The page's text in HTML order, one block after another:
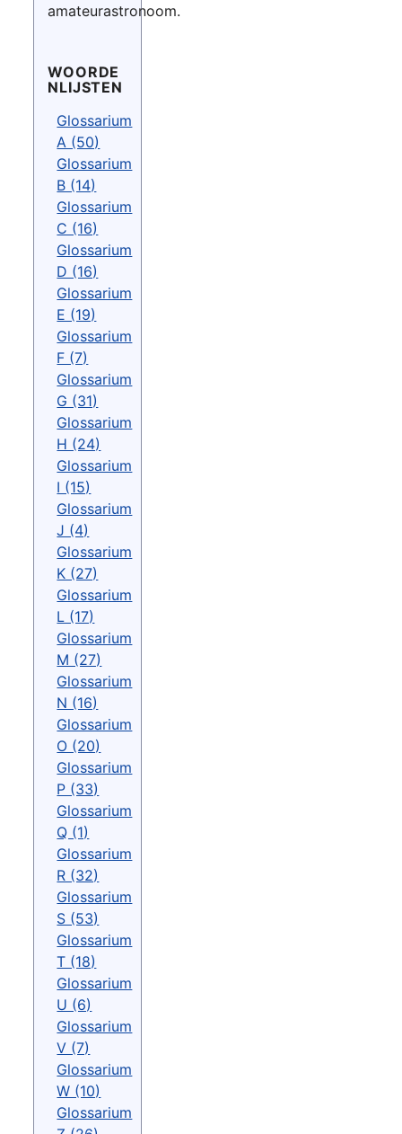
amateurastronoom.
WOORDE
NLIJSTEN
Glossarium
A (50)
Glossarium
B (14)
Glossarium
C (16)
Glossarium
D (16)
Glossarium
E (19)
Glossarium
F (7)
Glossarium
G (31)
Glossarium
H (24)
Glossarium
I (15)
Glossarium
J (4)
Glossarium
K (27)
Glossarium
L (17)
Glossarium
M (27)
Glossarium
N (16)
Glossarium
O (20)
Glossarium
P (33)
Glossarium
Q (1)
Glossarium
R (32)
Glossarium
S (53)
Glossarium
T (18)
Glossarium
U (6)
Glossarium
V (7)
Glossarium
W (10)
Glossarium